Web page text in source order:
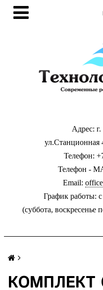
Адрес:
ул.Станционная
Телефон:
Телефон -
Email:
График работы:
(суббота, воскресенье